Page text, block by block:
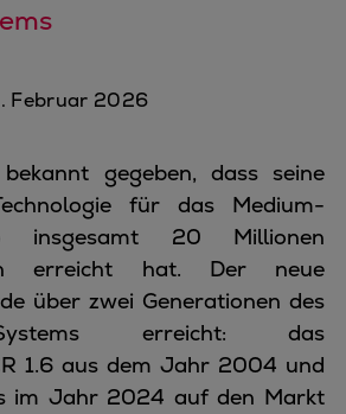
Februar 2026
gegeben, dass seine
für das Medium-
insgesamt 20 Millionen
erreicht hat. Der neue
über zwei Generationen des
Systems erreicht: das
1.6 aus dem Jahr 2004 und
im Jahr 2024 auf den Markt